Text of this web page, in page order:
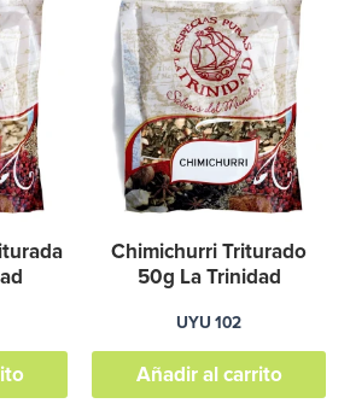
Chimichurri Triturado
50g La Trinidad
UYU 102
Añadir al carrito